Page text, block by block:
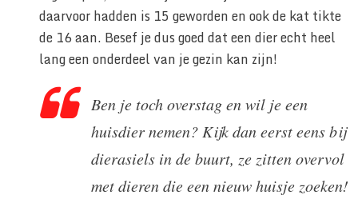
daarvoor hadden is 15 geworden en ook de kat tikte
de 16 aan. Besef je dus goed dat een dier echt heel
lang een onderdeel van je gezin kan zijn!
Ben je toch overstag en wil je een
huisdier nemen? Kijk dan eerst eens bij
dierasiels in de buurt, ze zitten overvol
met dieren die een nieuw huisje zoeken!